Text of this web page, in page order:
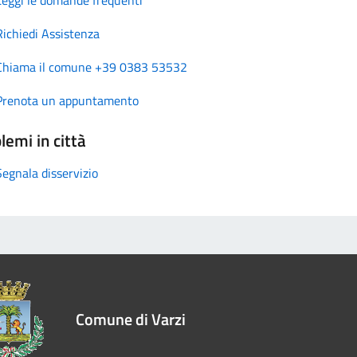
Assistenza
il comune +39 0383 53532
un appuntamento
in città
disservizio
Comune di Varzi